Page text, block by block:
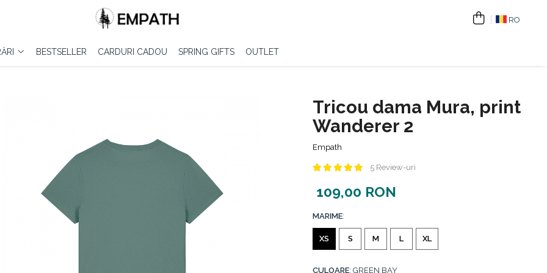
RO
BESTSELLER CARDURI CADOU SPRING GIFTS OUTLET
Tricou dama Mura, print
Wanderer 2
Empath
5 Review-uri
109,00 RON
MARIME:
XS S M L XL
CULOARE: GREEN BAY